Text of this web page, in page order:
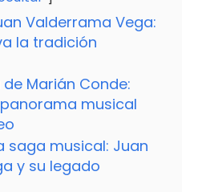
Valderrama Vega:
la tradición
de Marián Conde:
musical
saga musical: Juan
y su legado